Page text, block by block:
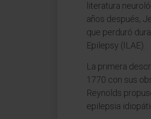
literatura
años después,
que perduró
Epilepsy (ILAE).
La primera
1770 con sus
Reynolds
epilepsia